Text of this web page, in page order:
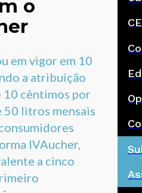
o
em vigor em 10
a atribuição
10 cêntimos por
litros mensais
IVAucher,
a cinco